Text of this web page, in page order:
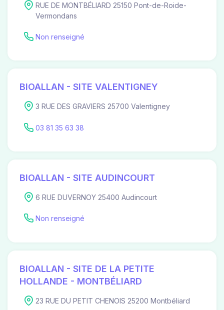
RUE DE MONTBÉLIARD 25150 Pont-de-Roide-
Vermondans
Non renseigné
BIOALLAN - SITE VALENTIGNEY
3 RUE DES GRAVIERS 25700 Valentigney
03 81 35 63 38
BIOALLAN - SITE AUDINCOURT
6 RUE DUVERNOY 25400 Audincourt
Non renseigné
BIOALLAN - SITE DE LA PETITE
HOLLANDE - MONTBÉLIARD
23 RUE DU PETIT CHENOIS 25200 Montbéliard